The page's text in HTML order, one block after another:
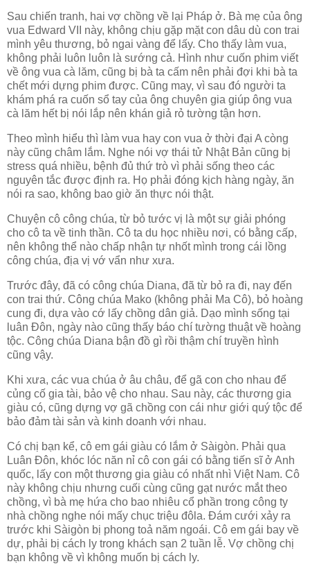
Sau chiến tranh, hai vợ chồng về lại Pháp ở. Bà mẹ của ông
vua Edward VII này, không chịu gặp mặt con dâu dù con trai
mình yêu thương, bỏ ngai vàng để lấy. Cho thấy làm vua,
không phải luôn luôn là sướng cả. Hình như cuốn phim viết
về ông vua cà lăm, cũng bị bà ta cấm nên phải đợi khi bà ta
chết mới dựng phim được. Cũng may, vì sau đó người ta
khám phá ra cuốn sổ tay của ông chuyên gia giúp ông vua
cà lăm hết bị nói lắp nên khán giả rỏ tường tận hơn.
Theo mình hiểu thì làm vua hay con vua ở thời đại A còng
này cũng châm lắm. Nghe nói vợ thái tử Nhật Bản cũng bị
stress quá nhiều, bệnh đủ thứ trò vì phải sống theo các
nguyên tắc được định ra. Họ phải đóng kịch hàng ngày, ăn
nói ra sao, không bao giờ ăn thực nói thật.
Chuyện cô công chúa, từ bỏ tước vị là một sự giải phóng
cho cô ta về tinh thần. Cô ta du học nhiều nơi, có bằng cấp,
nên không thể nào chấp nhận tự nhốt mình trong cái lồng
công chúa, địa vị vớ vẩn như xưa.
Trước đây, đã có công chúa Diana, đã từ bỏ ra đi, nay đến
con trai thứ. Công chúa Mako (không phải Ma Cô), bỏ hoàng
cung đi, dựa vào cớ lấy chồng dân giả. Dạo mình sống tại
luân Đôn, ngày nào cũng thấy báo chí tường thuật về hoàng
tộc. Công chúa Diana bận đồ gì rồi thậm chí truyền hình
cũng vậy.
Khi xưa, các vua chúa ở âu châu, để gã con cho nhau để
củng cố gia tài, bảo vệ cho nhau. Sau này, các thương gia
giàu có, cũng dựng vợ gã chồng con cái như giới quý tộc để
bảo đảm tài sản và kinh doanh với nhau.
Có chị bạn kể, cô em gái giàu có lắm ở Sàigòn. Phải qua
Luân Đôn, khóc lóc năn nỉ cô con gái có bằng tiến sĩ ở Anh
quốc, lấy con một thương gia giàu có nhất nhì Việt Nam. Cô
này không chịu nhưng cuối cùng cũng gạt nước mắt theo
chồng, vì bà mẹ hứa cho bao nhiêu cổ phần trong công ty
nhà chồng nghe nói mấy chục triệu đôla. Đám cưới xảy ra
trước khi Sàigòn bị phong toả năm ngoái. Cô em gái bay về
dự, phải bị cách ly trong khách sạn 2 tuần lễ. Vợ chồng chị
bạn không về vì không muốn bị cách ly.